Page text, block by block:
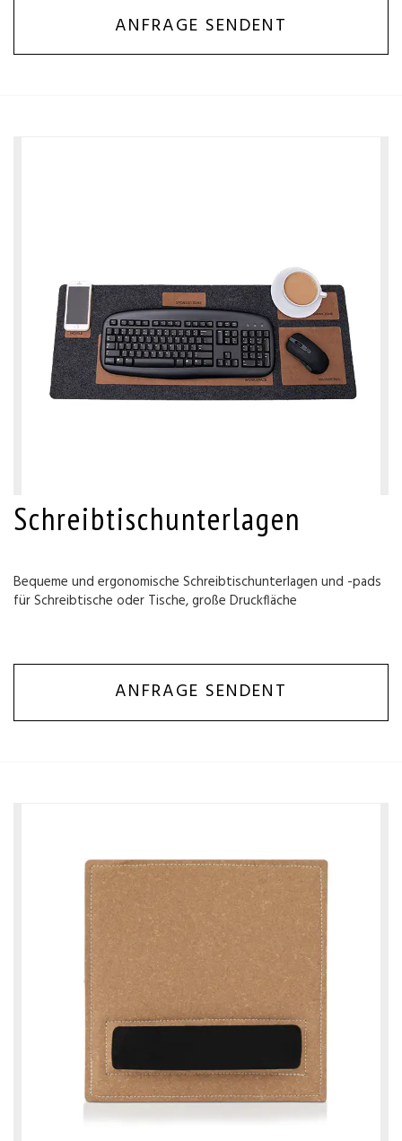
ANFRAGE SENDENT
Schreibtischunterlagen
Bequeme und ergonomische Schreibtischunterlagen und -pads
für Schreibtische oder Tische, große Druckfläche
ANFRAGE SENDENT